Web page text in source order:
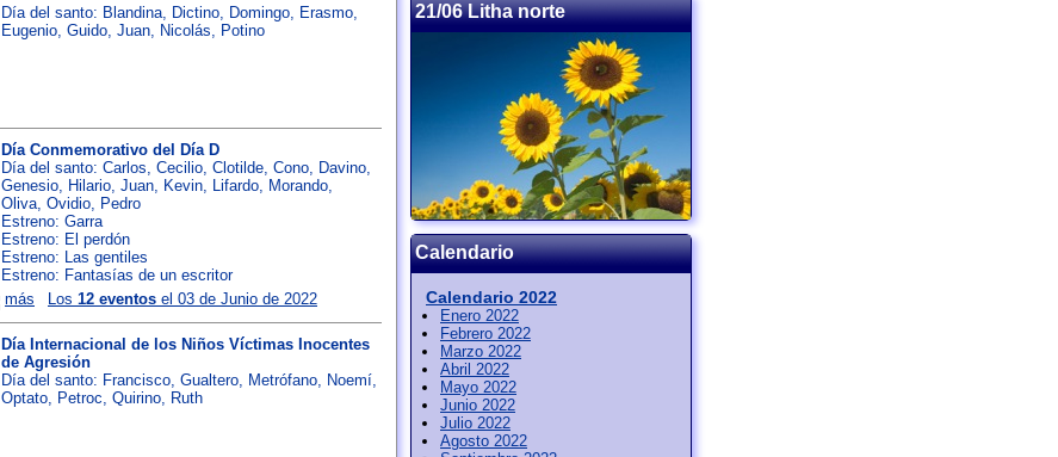
Día del santo: Blandina, Dictino, Domingo, Erasmo,
Eugenio, Guido, Juan, Nicolás, Potino
Día Conmemorativo del Día D
Día del santo: Carlos, Cecilio, Clotilde, Cono, Davino,
Genesio, Hilario, Juan, Kevin, Lifardo, Morando,
Oliva, Ovidio, Pedro
Estreno: Garra
Estreno: El perdón
Estreno: Las gentiles
Estreno: Fantasías de un escritor
más
Los 12 eventos el 03 de Junio de 2022
Día Internacional de los Niños Víctimas Inocentes
de Agresión
Día del santo: Francisco Gualtero Metrófano Noemí
Optato Petroc Quirino Ruth
21/06 Litha norte
Calendario
Calendario 2022
Enero 2022
Febrero 2022
Marzo 2022
Abril 2022
Mayo 2022
Junio 2022
Julio 2022
Agosto 2022